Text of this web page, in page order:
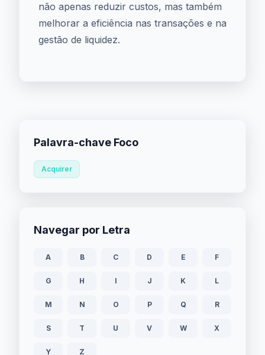
não apenas reduzir custos, mas também
melhorar a eficiência nas transações e na
gestão de liquidez.
Palavra-chave Foco
Acquirer
Navegar por Letra
A B C D E F
G H I J K L
M N O P Q R
S T U V W X
Y Z